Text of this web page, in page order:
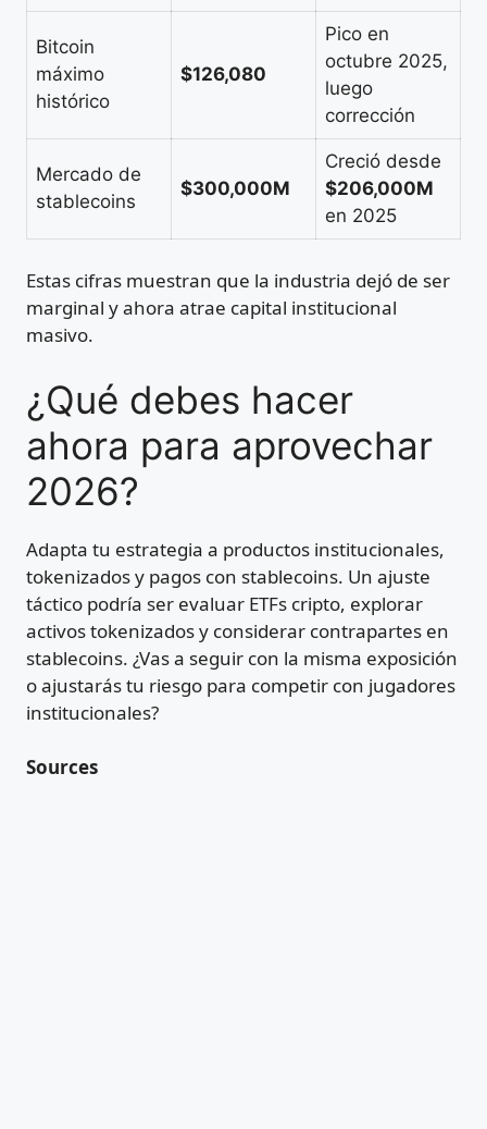
Bitcoin
máximo
histórico
$126,080
Pico en
octubre 2025,
luego
corrección
Mercado de
stablecoins
$300,000M
Creció desde
$206,000M
en 2025
Estas cifras muestran que la industria dejó de ser
marginal y ahora atrae capital institucional
masivo.
¿Qué debes hacer
ahora para aprovechar
2026?
Adapta tu estrategia a productos institucionales,
tokenizados y pagos con stablecoins. Un ajuste
táctico podría ser evaluar ETFs cripto, explorar
activos tokenizados y considerar contrapartes en
stablecoins. ¿Vas a seguir con la misma exposición
o ajustarás tu riesgo para competir con jugadores
institucionales?
Sources